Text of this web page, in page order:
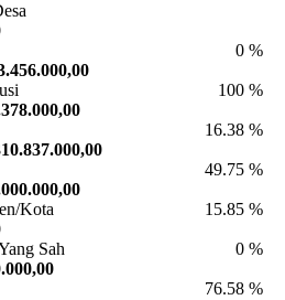
0 %
100 %
16.38 %
49.75 %
15.85 %
Kota
0 %
Sah
76.58 %